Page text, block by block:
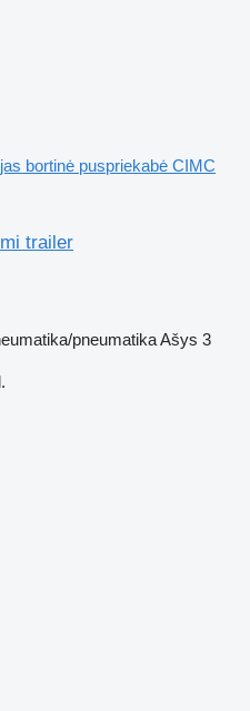
bortinė puspriekabė CIMC
trailer
pneumatikaAšys 3